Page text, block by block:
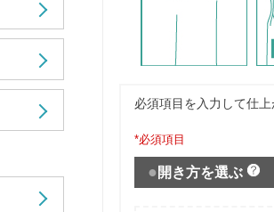
必須項目を入力して仕
*必須項目
開き方を選ぶ